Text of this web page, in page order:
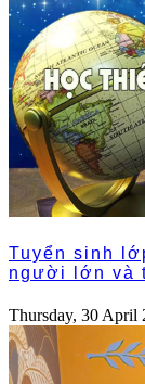
Tuyển sinh
người lớn và
Thursday, 30 April